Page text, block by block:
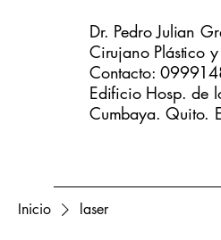
Dr. Pedro Julian
Cirujano Plástico y
Contacto:
Edificio Hosp. de
Cumbaya. Quito.
Inicio laser